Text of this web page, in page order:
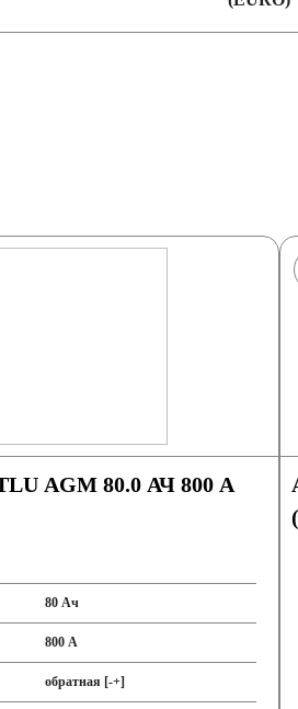
AGM 80.0 АЧ 800 A
80 Ач
800 А
обратная [-+]